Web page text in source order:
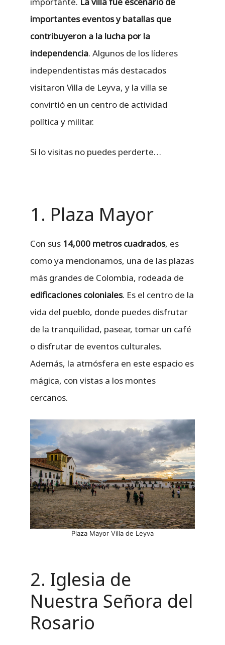
importantes eventos y batallas que
contribuyeron a la lucha por la
independencia. Algunos de los líderes
independentistas más destacados
visitaron Villa de Leyva, y la villa se
convirtió en un centro de actividad
política y militar.
Si lo visitas no puedes perderte…
1. Plaza Mayor
Con sus 14,000 metros cuadrados, es
como ya mencionamos, una de las plazas
más grandes de Colombia, rodeada de
edificaciones coloniales. Es el centro de la
vida del pueblo, donde puedes disfrutar
de la tranquilidad, pasear, tomar un café
o disfrutar de eventos culturales.
Además, la atmósfera en este espacio es
mágica, con vistas a los montes
cercanos.
Plaza Mayor Villa de Leyva
2. Iglesia de
Nuestra Señora del
Rosario